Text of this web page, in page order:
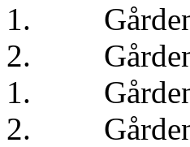
1. Gården,
2. Gården,
1.
2.